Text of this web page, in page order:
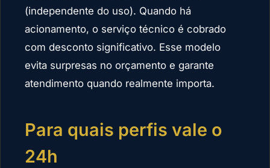
(independente do uso). Quando há
acionamento, o serviço técnico é cobrado
com desconto significativo. Esse modelo
evita surpresas no orçamento e garante
atendimento quando realmente importa.
Para quais perfis vale o
24h